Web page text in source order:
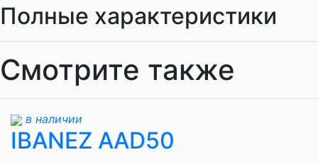
Полные характеристики
Смотрите также
в наличии
IBANEZ AAD50